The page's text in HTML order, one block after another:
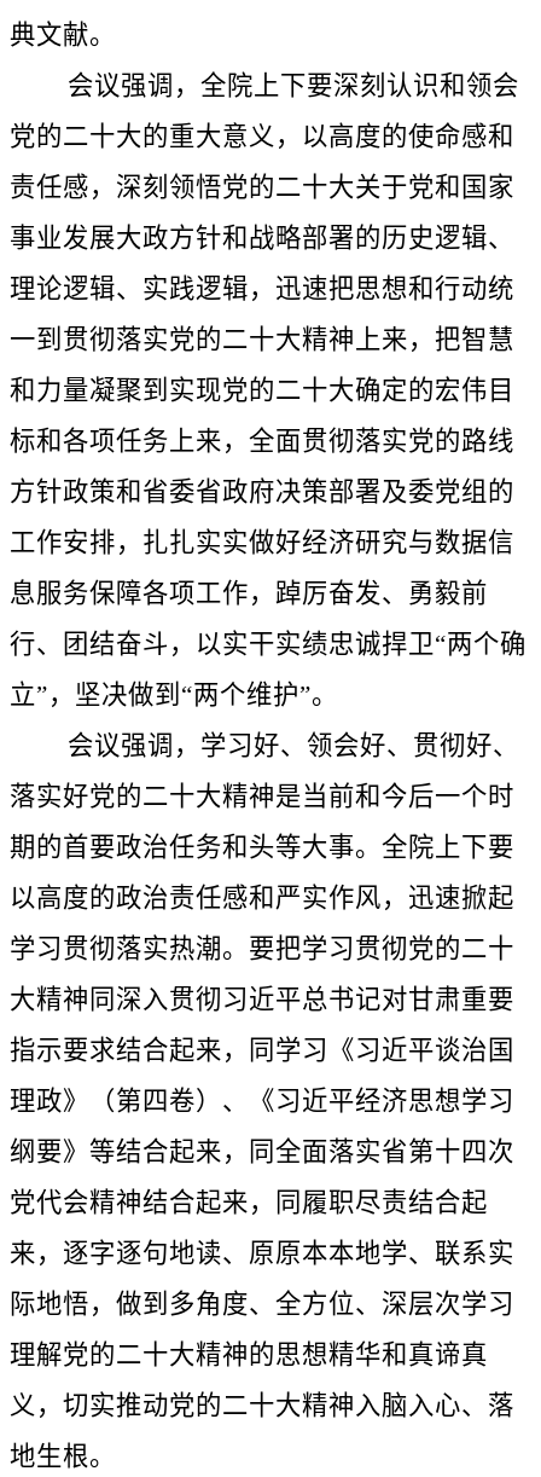
典文献。
会议强调，全院上下要深刻认识和领会
党的二十大的重大意义，以高度的使命感和
责任感，深刻领悟党的二十大关于党和国家
事业发展大政方针和战略部署的历史逻辑、
理论逻辑、实践逻辑，迅速把思想和行动统
一到贯彻落实党的二十大精神上来，把智慧
和力量凝聚到实现党的二十大确定的宏伟目
标和各项任务上来，全面贯彻落实党的路线
方针政策和省委省政府决策部署及委党组的
工作安排，扎扎实实做好经济研究与数据信
息服务保障各项工作，踔厉奋发、勇毅前
行、团结奋斗，以实干实绩忠诚捍卫“两个确
立”，坚决做到“两个维护”。
会议强调，学习好、领会好、贯彻好、
落实好党的二十大精神是当前和今后一个时
期的首要政治任务和头等大事。全院上下要
以高度的政治责任感和严实作风，迅速掀起
学习贯彻落实热潮。要把学习贯彻党的二十
大精神同深入贯彻习近平总书记对甘肃重要
指示要求结合起来，同学习《习近平谈治国
理政》（第四卷）、《习近平经济思想学习
纲要》等结合起来，同全面落实省第十四次
党代会精神结合起来，同履职尽责结合起
来，逐字逐句地读、原原本本地学、联系实
际地悟，做到多角度、全方位、深层次学习
理解党的二十大精神的思想精华和真谛真
义，切实推动党的二十大精神入脑入心、落
地生根。